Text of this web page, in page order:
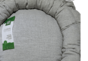
Adicionar
à Lista
de
Desejos